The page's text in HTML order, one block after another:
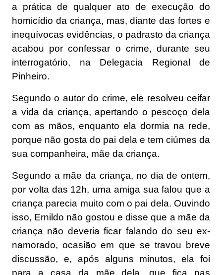
a prática de qualquer ato de execução do
homicídio da criança, mas, diante das fortes e
inequívocas evidências, o padrasto da criança
acabou por confessar o crime, durante seu
interrogatório, na Delegacia Regional de
Pinheiro.
Segundo o autor do crime, ele resolveu ceifar
a vida da criança, apertando o pescoço dela
com as mãos, enquanto ela dormia na rede,
porque não gosta do pai dela e tem ciúmes da
sua companheira, mãe da criança.
Segundo a mãe da criança, no dia de ontem,
por volta das 12h, uma amiga sua falou que a
criança parecia muito com o pai dela. Ouvindo
isso, Ernildo não gostou e disse que a mãe da
criança não deveria ficar falando do seu ex-
namorado, ocasião em que se travou breve
discussão, e, após alguns minutos, ela foi